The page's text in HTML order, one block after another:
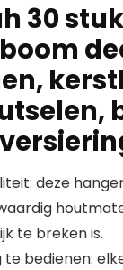
30
deze
te breken is.
te bedienen: